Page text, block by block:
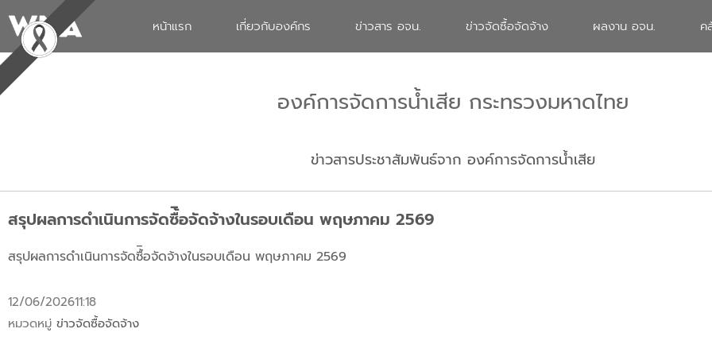
หน้าแรก เกี่ยวกับองค์กร ข่าวสาร อจน. ข่าวจัดซื้อจัดจ้าง ผลงาน อจน. ค
องค์การจัดการน้ำเสีย กระทรวงมหาดไทย
ข่าวสารประชาสัมพันธ์จาก องค์การจัดการน้ำเสีย
สรุปผลการดำเนินการจัดซื้ิอจัดจ้างในรอบเดือน พฤษภาคม 2569
สรุปผลการดำเนินการจัดซื้ิอจัดจ้างในรอบเดือน พฤษภาคม 2569
12/06/202611:18
หมวดหมู่ ข่าวจัดซื้อจัดจ้าง